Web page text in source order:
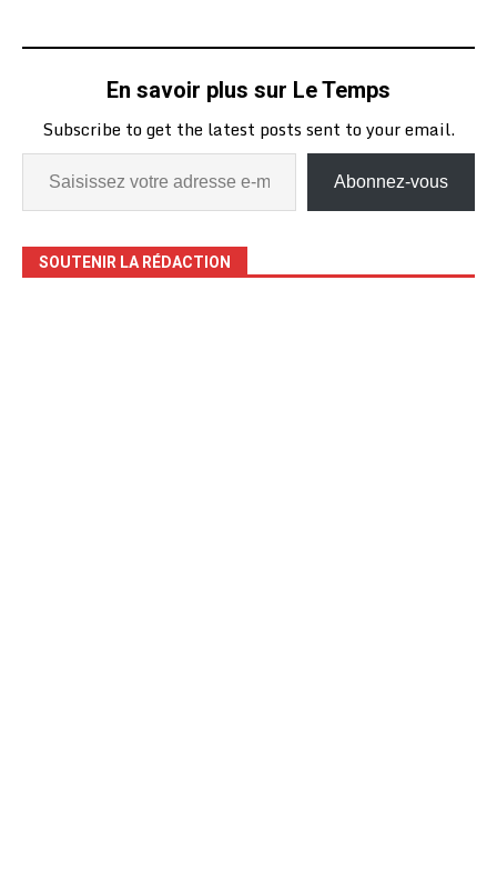
En savoir plus sur Le Temps
Subscribe to get the latest posts sent to your email.
Abonnez-vous
SOUTENIR LA RÉDACTION